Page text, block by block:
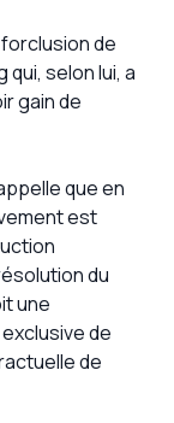
de
qui, selon lui, a
gain de
que en
est
du
une
de
de